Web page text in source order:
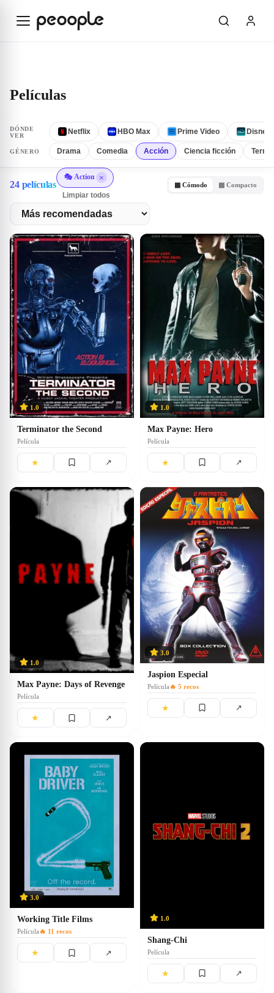
Películas
DÓNDE
VER
Netflix HBO Max Prime Video
GÉNERO Drama Comedia Acción Ciencia ficción Terror
24 películas
🎭 Action ×
Limpiar todos
▦ Cómodo ▩ Compacto
1.0
Terminator the Second
Película
★ ↗
1.0
Max Payne: Hero
Película
★ ↗
1.0
Max Payne: Days of Revenge
Película
★ ↗
3.0
Jaspion Especial
Película 🔥 5 recos
★ ↗
3.0
Working Title Films
Película 🔥 11 recos
★ ↗
1.0
Shang-Chi
Película
★ ↗